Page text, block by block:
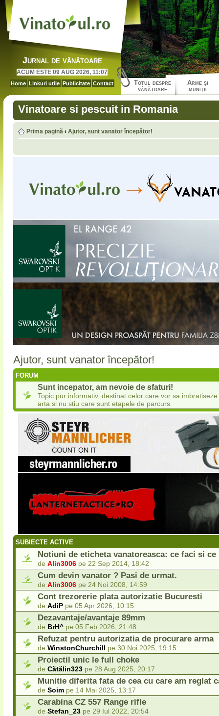
Jurnal de vânătoare
ACUM ESTE 09 AUG 2026, 11:07
Home Linkuri utile Publicitate Contact
Totul despre
vânătoare
Arme şi
muniţii
Vinatoare si pescuit in Romania
Prima pagină ‹ Ajutor, sunt vanator începător!
Ajutor, sunt vanator începător!
FORUM
Sunt incepator, am nevoie de sfaturi!
Topic pur informativ, destinat celor care vor sa
arta si nu stiu care sunt etapele de parcurs.
SUBIECTE ACTIVE
Notiuni de eticheta vanatoreasca: ce faci si
de Alin3006 pe 22 Sep 2014, 18:42
Cum devin vanator ? Pasi de urmat.
de Alin3006 pe 24 Noi 2008, 14:59
Cont trezorerie plata autorizatie Bucuresti
de AdiP pe 05 Apr 2026, 10:15
Dezavantaje/avantaje 89mm
de BrH^ pe 05 Feb 2026, 21:48
Refuzat pentru autorizatia de procurare arma
de WinstonChurchill pe 30 Noi 2025, 19:15
Proiectil unic le full choke
de Cătălin323 pe 28 Aug 2025, 20:17
Munitie diferita fata de cea cu care am reglat
de Soim pe 14 Mai 2025, 13:17
Carabina CZ 557 Range rifle
de Stefan_23 pe 29 Iul 2022, 20:54